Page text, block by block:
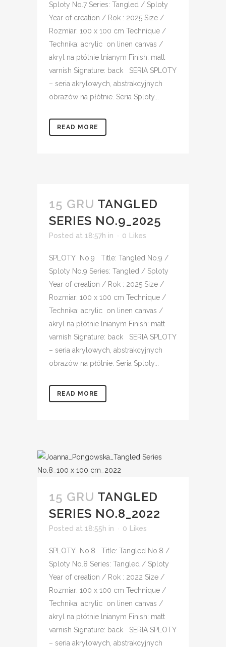
Sploty No.7 Series: Tangled / Sploty
Year of creation / Rok : 2025 Size /
Rozmiar: 100 x 100 cm Technique /
Technika: acrylic on linen canvas /
akryl na płótnie lnianym Finish: matt
varnish Signature: back SERIA SPLOTY
– seria akrylowych, abstrakcyjnych
obrazów na płótnie. Seria Sploty...
READ MORE
15 GRU TANGLED
SERIES NO.9_2025
Posted at 18:57h in 0 Likes
SPLOTY No.9 Title: Tangled No.9 /
Sploty No.9 Series: Tangled / Sploty
Year of creation / Rok : 2025 Size /
Rozmiar: 100 x 100 cm Technique /
Technika: acrylic on linen canvas /
akryl na płótnie lnianym Finish: matt
varnish Signature: back SERIA SPLOTY
– seria akrylowych, abstrakcyjnych
obrazów na płótnie. Seria Sploty...
READ MORE
15 GRU TANGLED
SERIES NO.8_2022
Posted at 18:55h in 0 Likes
SPLOTY No.8 Title: Tangled No.8 /
Sploty No.8 Series: Tangled / Sploty
Year of creation / Rok : 2022 Size /
Rozmiar: 100 x 100 cm Technique /
Technika: acrylic on linen canvas /
akryl na płótnie lnianym Finish: matt
varnish Signature: back SERIA SPLOTY
– seria akrylowych, abstrakcyjnych